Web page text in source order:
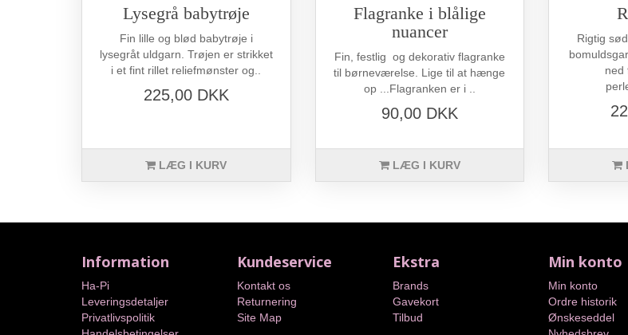
Lysegrå babytrøje
Fin lille og blød babytrøje i
lysegråt uldgarn. Trøjen er strikket
i et fint rillet reliefmønster og..
225,00 DKK
LÆG I KURV
Flagranke i blålige
nuancer
Fin, festlig og dekorativ flagranke
til børneværelse. Lige til at hænge
op ...Flagranken er i ..
90,00 DKK
LÆG I KURV
Rigtig
ned
Information
Ha-Pi
Leveringsdetaljer
Privatlivspolitik
Kundeservice
Kontakt os
Returnering
Site Map
Ekstra
Brands
Gavekort
Tilbud
Min konto
Min konto
Ordre historik
Ønskeseddel